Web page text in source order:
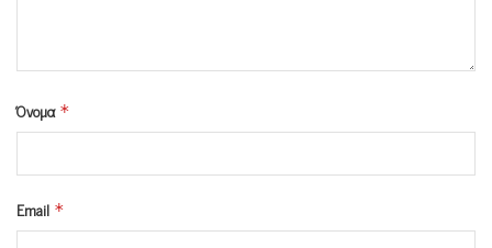
Όνομα *
Email *